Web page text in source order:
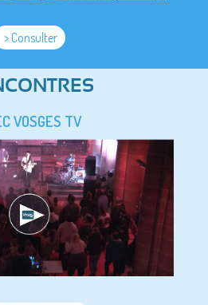
> Consulter
VOSGES TV